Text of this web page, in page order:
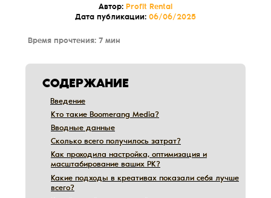
Дата публикации: 06/06/2025
Автор: Profit Rental
Время прочтения: 7 мин
СОДЕРЖАНИЕ
Какие подходы в креативах показали себя лучше
всего?
Какие подходы в креативах показали себя лучше
всего?
Как проходила настройка, оптимизация и
масштабирование ваших РК?
Как проходила настройка, оптимизация и
масштабирование ваших РК?
Сколько всего получилось затрат?
Сколько всего получилось затрат?
Вводные данные
Вводные данные
Кто такие Boomerang Media?
Кто такие Boomerang Media?
Введение
Введение